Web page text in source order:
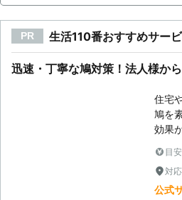
PR 生活110番おすすめサー
迅速・丁寧な鳩対策！法人様か
住宅
鳩を
効果
目
対
公式